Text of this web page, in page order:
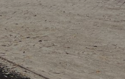
Tuinen en buitenruimten
Vlonders en vijvers